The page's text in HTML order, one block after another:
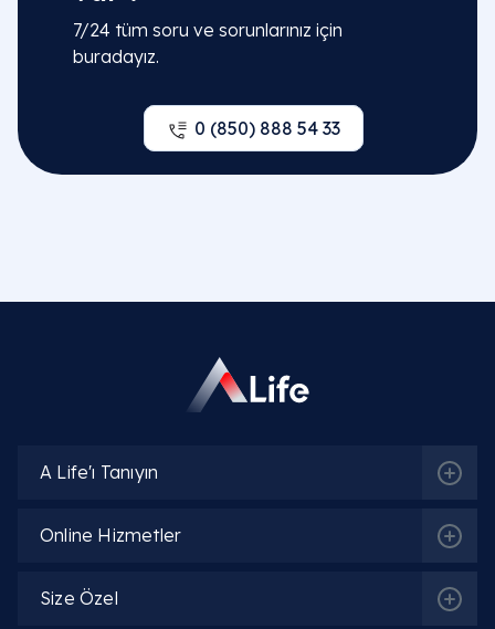
7/24 tüm soru ve sorunlarınız için
buradayız.
0 (850) 888 54 33
A Life'ı Tanıyın
Online Hizmetler
Size Özel